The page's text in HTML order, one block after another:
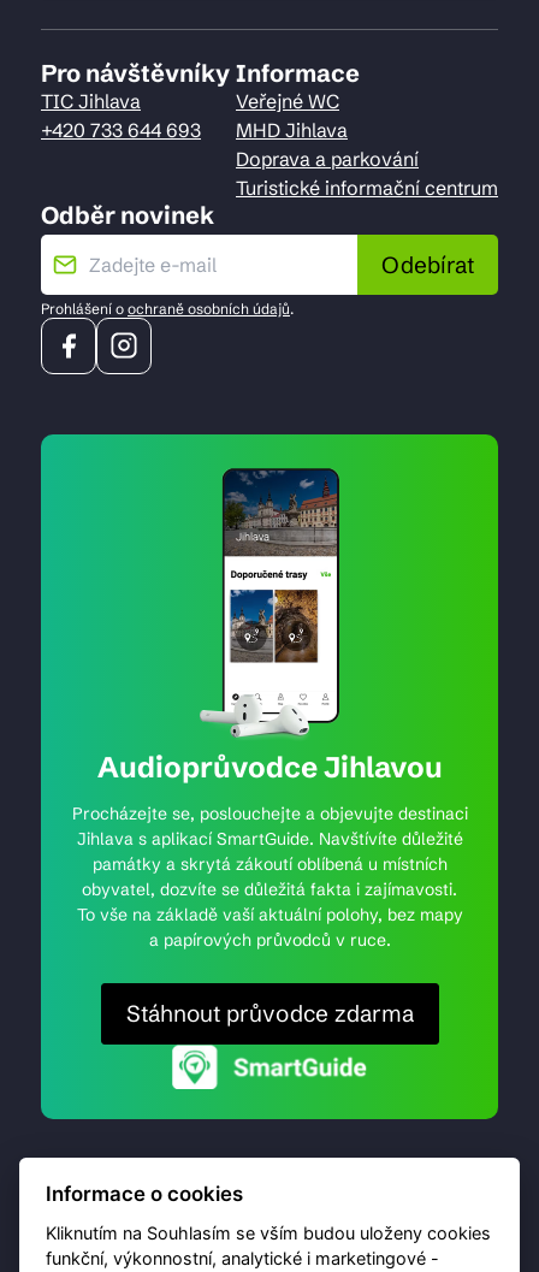
Pro návštěvníky
TIC Jihlava
+420 733 644 693
Informace
Veřejné WC
MHD Jihlava
Doprava a parkování
Turistické informační centrum
Odběr novinek
Odebírat
Prohlášení o ochraně osobních údajů.
Audioprůvodce Jihlavou
Procházejte se, poslouchejte a objevujte destinaci
Jihlava s aplikací SmartGuide. Navštívíte důležité
památky a skrytá zákoutí oblíbená u místních
obyvatel, dozvíte se důležitá fakta i zajímavosti.
To vše na základě vaší aktuální polohy, bez mapy
a papírových průvodců v ruce.
Stáhnout průvodce zdarma
Informace o cookies
Kliknutím na Souhlasím se vším budou uloženy cookies
funkční, výkonnostní, analytické i marketingové -